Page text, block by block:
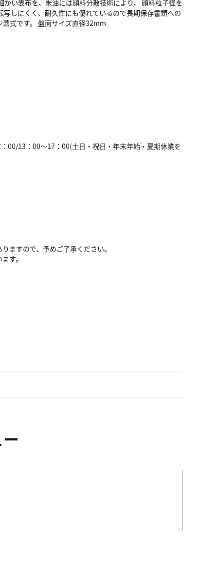
い表布を、朱油には顔料分散技術により、 顔料粒子径を
しにくく、耐久性にも優れているので長期保存書類への
式です。 盤面サイズ直径32mm
00/13：00～17：00(土日・祝日・年末年始・夏期休業を
ますので、予めご了承ください。
す。